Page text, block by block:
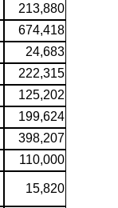
213,880
674,418
24,683
222,315
125,202
199,624
398,207
110,000
15,820